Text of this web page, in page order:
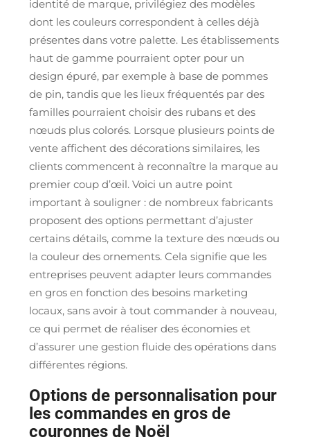
identité de marque, privilégiez des modèles
dont les couleurs correspondent à celles déjà
présentes dans votre palette. Les établissements
haut de gamme pourraient opter pour un
design épuré, par exemple à base de pommes
de pin, tandis que les lieux fréquentés par des
familles pourraient choisir des rubans et des
nœuds plus colorés. Lorsque plusieurs points de
vente affichent des décorations similaires, les
clients commencent à reconnaître la marque au
premier coup d’œil. Voici un autre point
important à souligner : de nombreux fabricants
proposent des options permettant d’ajuster
certains détails, comme la texture des nœuds ou
la couleur des ornements. Cela signifie que les
entreprises peuvent adapter leurs commandes
en gros en fonction des besoins marketing
locaux, sans avoir à tout commander à nouveau,
ce qui permet de réaliser des économies et
d’assurer une gestion fluide des opérations dans
différentes régions.
Options de personnalisation pour
les commandes en gros de
couronnes de Noël